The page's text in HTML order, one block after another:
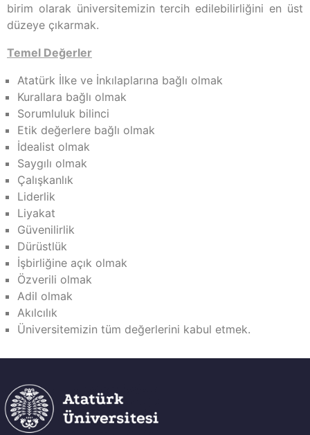
birim olarak üniversitemizin tercih edilebilirliğini en üst
düzeye çıkarmak.
Temel Değerler
Atatürk İlke ve İnkılaplarına bağlı olmak
Kurallara bağlı olmak
Sorumluluk bilinci
Etik değerlere bağlı olmak
İdealist olmak
Saygılı olmak
Çalışkanlık
Liderlik
Liyakat
Güvenilirlik
Dürüstlük
İşbirliğine açık olmak
Özverili olmak
Adil olmak
Akılcılık
Üniversitemizin tüm değerlerini kabul etmek.